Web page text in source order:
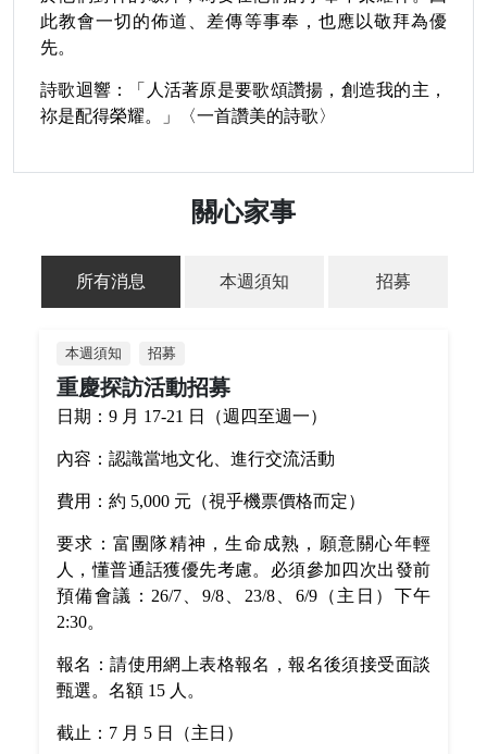
此教會一切的佈道、差傳等事奉，也應以敬拜為優
先。
詩歌迴響：「人活著原是要歌頌讚揚，創造我的主，
祢是配得榮耀。」〈一首讚美的詩歌〉
關心家事
所有消息 本週須知 招募
本週須知 招募
重慶探訪活動招募
日期：9 月 17-21 日（週四至週一）
內容：認識當地文化、進行交流活動
費用：約 5,000 元（視乎機票價格而定）
要求：富團隊精神，生命成熟，願意關心年輕
人，懂普通話獲優先考慮。必須參加四次出發前
預備會議：26/7、9/8、23/8、6/9（主日）下午
2:30。
報名：請使用網上表格報名，報名後須接受面談
甄選。名額 15 人。
截止：7 月 5 日（主日）